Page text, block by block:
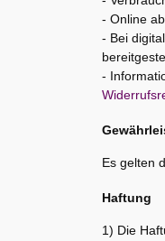
- Online
- Bei
-
Es gelten
Haftung
1) Die